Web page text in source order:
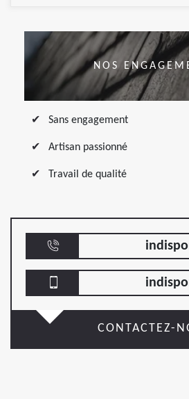
NOS
Sans engagement
Artisan passionné
Travail de qualité
CONTACTEZ-